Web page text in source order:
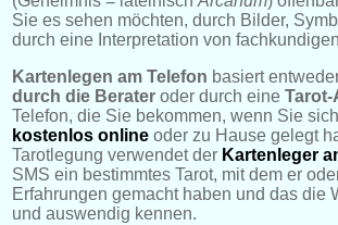
Sie es sehen möchten, durch Bilder,
durch eine Interpretation von
Kartenlegen am Telefon basiert
durch die Berater oder durch eine Tarot-
Telefon, die Sie bekommen, wenn Sie
kostenlos online oder zu Hause gelegt
Tarotlegung verwendet der Kartenleger
SMS ein bestimmtes Tarot, mit dem er
Erfahrungen gemacht haben und das die
und auswendig kennen.